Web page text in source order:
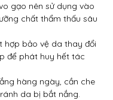
gạo nên sử dụng vào
chất thẩm thấu sâu
hợp bảo vệ da thay đổi
để phát huy hết tác
hàng ngày, cần che
da bị bắt nắng.